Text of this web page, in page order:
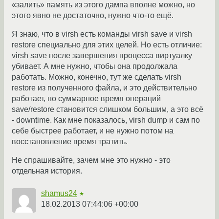
«залить» память из этого дампа вполне можно, но
этого явно не достаточно, нужно что-то ещё.
Я знаю, что в virsh есть команды virsh save и virsh
restore специально для этих целей. Но есть отличие:
virsh save после завершения процесса виртуалку
убивает. А мне нужно, чтобы она продолжала
работать. Можно, конечно, тут же сделать virsh
restore из полученного файла, и это действительно
работает, но суммарное время операций
save/restore становится слишком большим, а это всё
- downtime. Как мне показалось, virsh dump и сам по
себе быстрее работает, и не нужно потом на
восстановление время тратить.
Не спрашивайте, зачем мне это нужно - это
отдельная история.
shamus24 ★
18.02.2013 07:44:06 +00:00